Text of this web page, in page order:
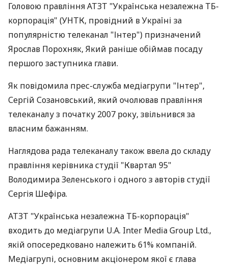
Головою правління АТЗТ "Українська незалежна ТБ-
корпорація" (УНТК, провідний в Україні за
популярністю телеканал "Інтер") призначений
Ярослав Порохняк, Який раніше обіймав посаду
першого заступника глави.
Як повідомила прес-служба медіагрупи "Інтер",
Сергій Созановський, який очолював правління
телеканалу з початку 2007 року, звільнився за
власним бажанням.
Наглядова рада телеканалу також ввела до складу
правління керівника студії "Квартал 95"
Володимира Зеленського і одного з авторів студії
Сергія Шефіра.
АТЗТ "Українська незалежна ТБ-корпорація"
входить до медіагрупи U.A. Inter Mediа Group Ltd.,
якій опосередковано належить 61% компаній.
Медіагрупі, основним акціонером якої є глава